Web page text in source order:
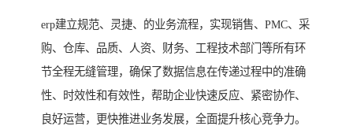
erp建立规范、灵捷、的业务流程，实现销售、PMC、采
购、仓库、品质、人资、财务、工程技术部门等所有环
节全程无缝管理，确保了数据信息在传递过程中的准确
性、时效性和有效性，帮助企业快速反应、紧密协作、
良好运营，更快推进业务发展，全面提升核心竞争力。